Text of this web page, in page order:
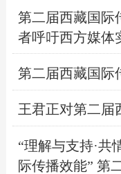
第二届西藏国际
者呼吁西方媒体
第二届西藏国际
王君正对第二届
“理解与支持·
际传播效能” 第